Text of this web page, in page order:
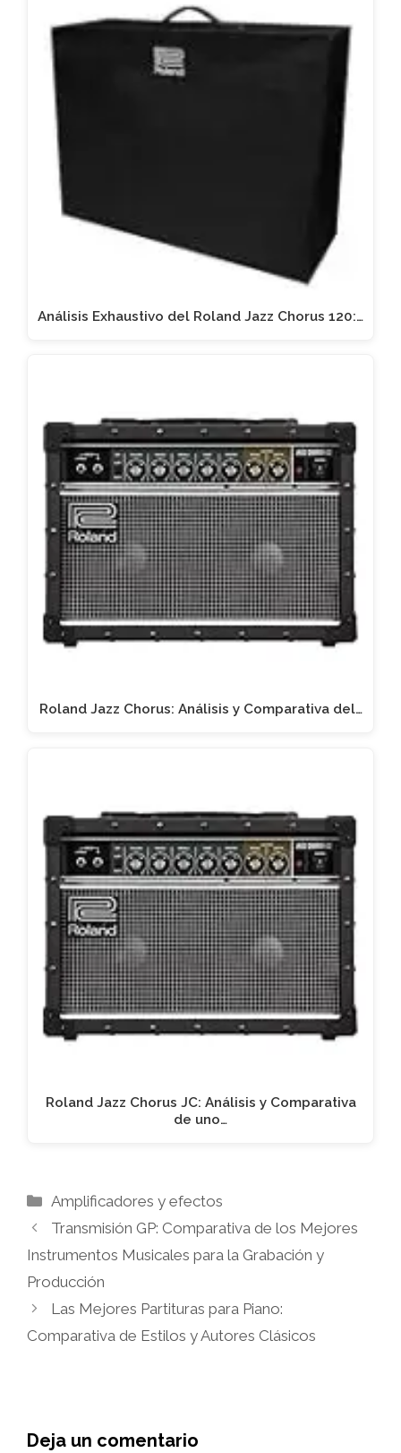
Análisis Exhaustivo del Roland Jazz Chorus 120:…
Roland Jazz Chorus: Análisis y Comparativa del…
Roland Jazz Chorus JC: Análisis y Comparativa
de uno…
Categorías
Amplificadores y efectos
Transmisión GP: Comparativa de los Mejores
Instrumentos Musicales para la Grabación y
Producción
Las Mejores Partituras para Piano:
Comparativa de Estilos y Autores Clásicos
Deja un comentario